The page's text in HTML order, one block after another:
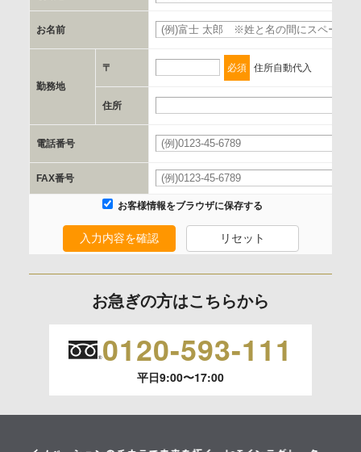
d.提供先および管理者
当社とイベント/セミナーを共同で開催する企業/団体
e.個人情報取り扱いに関する契約
当社と当該企業/団体とは、個人情報取扱に関する覚書の締結
を行います。
委託の有無
利用目的の通知、開示、内容の訂正、追加または削除、利用
います。）に応じます。
開示等のご請求は、下記お問い合わせ先窓口へご連絡願いま
す。
お名前
勤務地
〒 必須 住所自動代入
住所
電話番号
FAX番号
お客様情報をブラウザに保存する
入力内容を確認 リセット
お急ぎの方はこちらから
0120-593-111
平日9:00〜17:00